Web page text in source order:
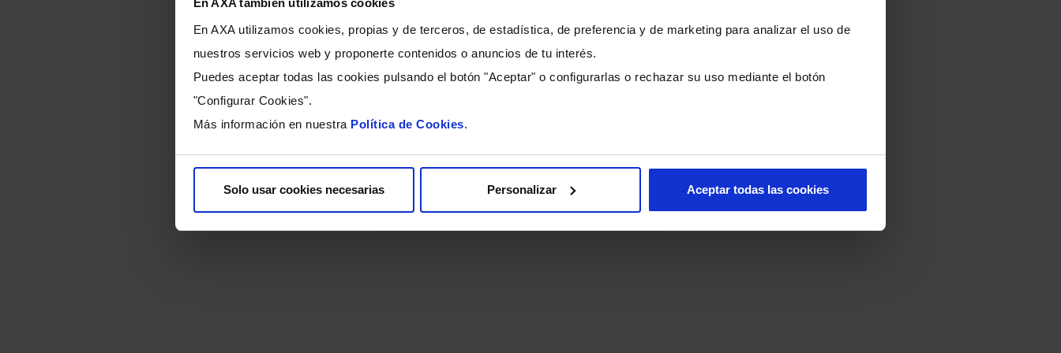
En AXA utilizamos cookies, propias y de terceros, de estadística, de preferencia y de marketing para analizar el uso de
nuestros servicios web y proponerte contenidos o anuncios de tu interés.
Puedes aceptar todas las cookies pulsando el botón "Aceptar" o configurarlas o rechazar su uso mediante el botón
"Configurar Cookies".
Más información en nuestra Política de Cookies.
Solo usar cookies necesarias Personalizar Aceptar todas las cookies
ACCIONISTAS AGRUPACIÓ
ACCIONISTAS